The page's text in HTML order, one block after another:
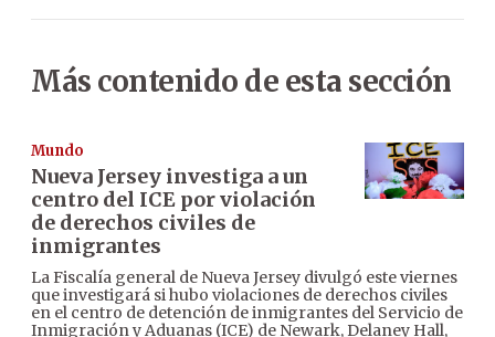
Más contenido de esta sección
Mundo
Nueva Jersey investiga a un
centro del ICE por violación
de derechos civiles de
inmigrantes
La Fiscalía general de Nueva Jersey divulgó este viernes
que investigará si hubo violaciones de derechos civiles
en el centro de detención de inmigrantes del Servicio de
Inmigración y Aduanas (ICE) de Newark, Delaney Hall,